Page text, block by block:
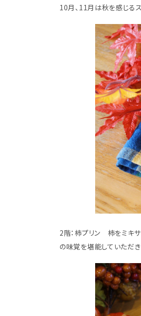
10月、11月は秋を感じる
2階：柿プリン 柿をミキ
の味覚を堪能していただ